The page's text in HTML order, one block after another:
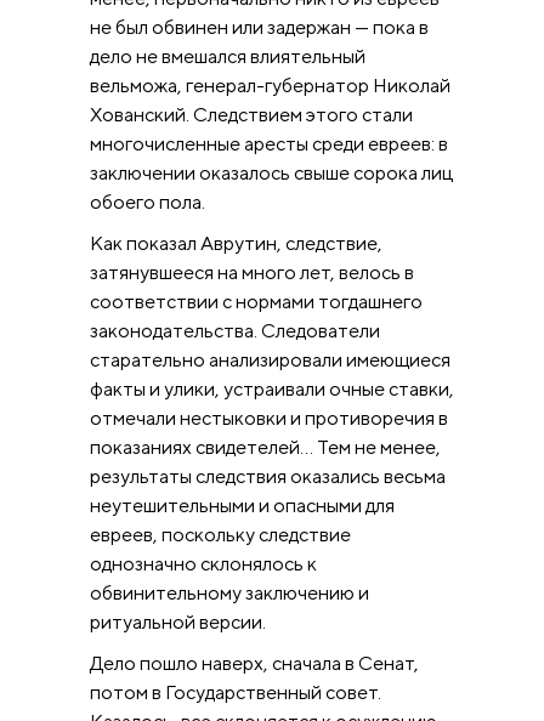
не был обвинен или задержан — пока в
дело не вмешался влиятельный
вельможа, генерал-губернатор Николай
Хованский. Следствием этого стали
многочисленные аресты среди евреев: в
заключении оказалось свыше сорока лиц
обоего пола.
Как показал Аврутин, следствие,
затянувшееся на много лет, велось в
соответствии с нормами тогдашнего
законодательства. Следователи
старательно анализировали имеющиеся
факты и улики, устраивали очные ставки,
отмечали нестыковки и противоречия в
показаниях свидетелей… Тем не менее,
результаты следствия оказались весьма
неутешительными и опасными для
евреев, поскольку следствие
однозначно склонялось к
обвинительному заключению и
ритуальной версии.
Дело пошло наверх, сначала в Сенат,
потом в Государственный совет.